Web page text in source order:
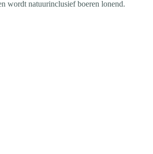
wordt natuurinclusief boeren lonend.